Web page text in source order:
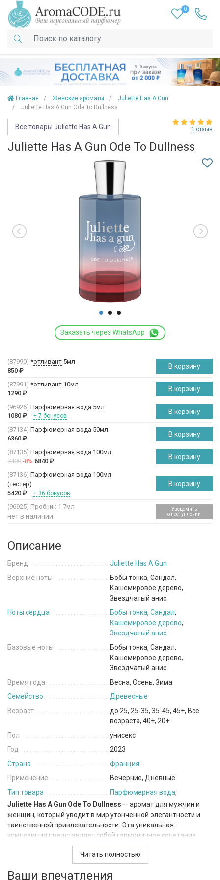
0
Главная Женские ароматы
Juliette Has A Gun
Juliette Has A Gun Ode To Dullness
Все товары Juliette Has A Gun 1 отзыв
Juliette Has A Gun Ode To Dullness
Заказать через WhatsApp
(87990) *отливант 5мл
850 ₽
В корзину
(87991) *отливант 10мл
1290 ₽
В корзину
(96926) Парфюмерная вода 5мл
1080 ₽ + 7 бонусов
В корзину
(87134) Парфюмерная вода 50мл
6360 ₽
В корзину
(87135) Парфюмерная вода 100мл
7400 -8% 6840 ₽
В корзину
(87136) Парфюмерная вода 100мл
(тестер)
5420 ₽ + 36 бонусов
В корзину
(96925) Пробник 1.7мл
нет в наличии
Уведомить
о поступлении
Описание
Бренд
Juliette Has A Gun
Верхние ноты
Бобы тонка, Сандал,
Кашемировое дерево,
Звездчатый анис
Ноты сердца
Бобы тонка, Сандал,
Кашемировое дерево,
Звездчатый анис
Базовые ноты
Бобы тонка, Сандал,
Кашемировое дерево,
Звездчатый анис
Время года
Весна, Осень, Зима
Семейство
Древесные
Возраст
до 25, 25-35, 35-45, 45+, Все
возраста, 40+, 20+
Пол
унисекс
Год
2023
Страна
Франция
Применение
Вечерние, Дневные
Тип товара
Парфюмерная вода,
Juliette Has A Gun Ode To Dullness — аромат для мужчин и
женщин, который уводит в мир утонченной элегантности и
таинственной привлекательности. Эта уникальная
композиция представляет собой гармоничное сочетание
изысканных нот, создающих образ умиротворенной
изысканности. Относится к семейству древесные.
В сердце аромата ощущается глубокий и насыщенный
Читать полностью
Ваши впечатления